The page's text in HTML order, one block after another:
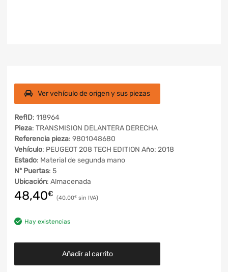
Ver vehículo de origen y sus piezas
RefID: 118964
Pieza: TRANSMISION DELANTERA DERECHA
Referencia pieza: 9801048680
Vehículo: PEUGEOT 208 TECH EDITION Año: 2018
Estado: Material de segunda mano
Nº Puertas: 5
Ubicación: Almacenada
48,40€ 40,00€
Hay existencias
Añadir al carrito